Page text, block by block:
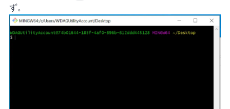
ず。